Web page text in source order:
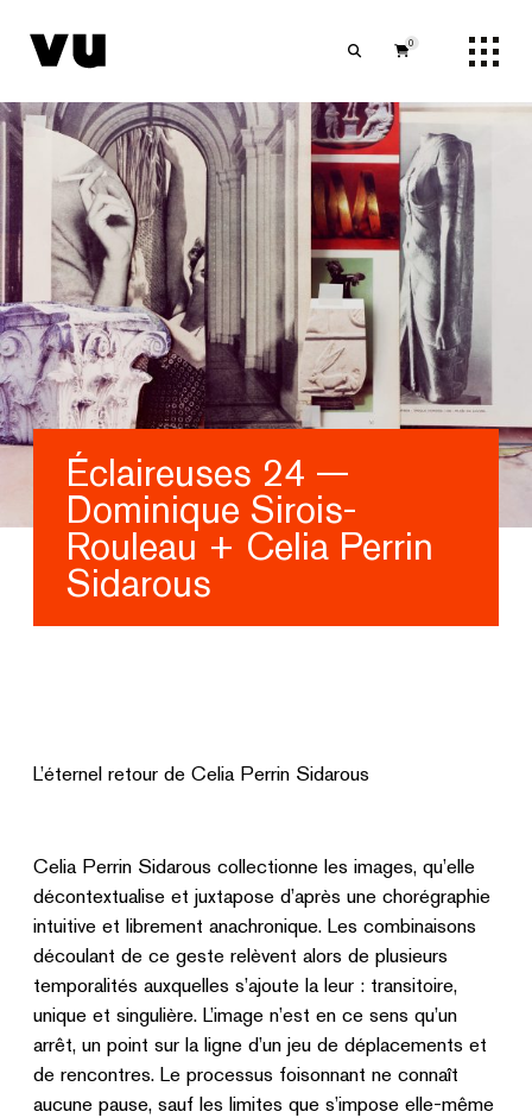
0
Éclaireuses 24 —
Dominique Sirois-
Rouleau + Celia Perrin
Sidarous
L’éternel retour de Celia Perrin Sidarous
Celia Perrin Sidarous collectionne les images, qu’elle
décontextualise et juxtapose d’après une chorégraphie
intuitive et librement anachronique. Les combinaisons
découlant de ce geste relèvent alors de plusieurs
temporalités auxquelles s’ajoute la leur : transitoire,
unique et singulière. L’image n’est en ce sens qu’un
arrêt, un point sur la ligne d’un jeu de déplacements et
de rencontres. Le processus foisonnant ne connaît
aucune pause, sauf les limites que s’impose elle-même